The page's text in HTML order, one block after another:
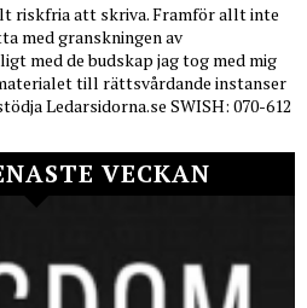
riskfria att skriva. Framför allt inte
med granskningen av
med de budskap jag tog med mig
till rättsvårdande instanser
Ledarsidorna.se SWISH: 070-612
VECKAN